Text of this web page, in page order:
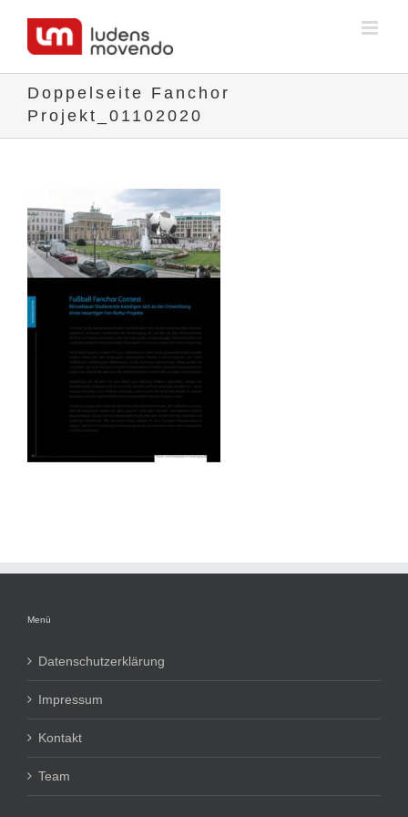
content
Doppelseite Fanchor
Projekt_01102020
Menü
Datenschutzerklärung
Impressum
Kontakt
Team